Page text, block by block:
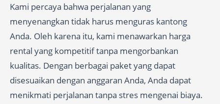
Kami percaya bahwa perjalanan yang
menyenangkan tidak harus menguras kantong
Anda. Oleh karena itu, kami menawarkan harga
rental yang kompetitif tanpa mengorbankan
kualitas. Dengan berbagai paket yang dapat
disesuaikan dengan anggaran Anda, Anda dapat
menikmati perjalanan tanpa stres mengenai biaya.